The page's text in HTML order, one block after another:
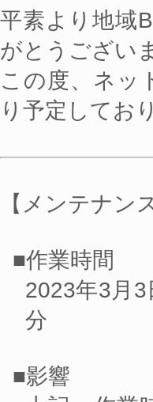
平素より地域
がとうござい
この度、ネッ
り予定してお
【メンテナン
■作業時間
2023年3月
分
■影響